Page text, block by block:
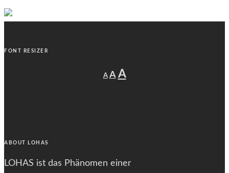
FONT RESIZER
A
Decrease
font
A Reset
AIncrease
ABOUT LOHAS
LOHAS ist das Phänomen einer